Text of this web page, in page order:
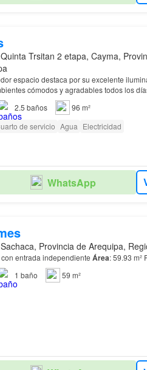
Trsitan 2 etapa, Cayma,
espacio destaca por su excelente
cómodos y agradables todos los
2.5 baños
96 m²
de servicio Agua Electricidad
WhatsApp
Provincia de Arequipa,
entrada independiente Área
:
1 baño
59 m²